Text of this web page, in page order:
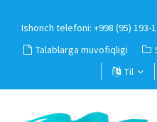
Ishonch telefoni: +998 (95) 193-
Talablarga muvofiqligi
Til